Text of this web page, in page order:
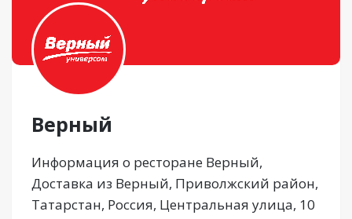
Верный
Информация о ресторане Верный,
Доставка из Верный, Приволжский район,
Татарстан, Россия, Центральная улица, 10